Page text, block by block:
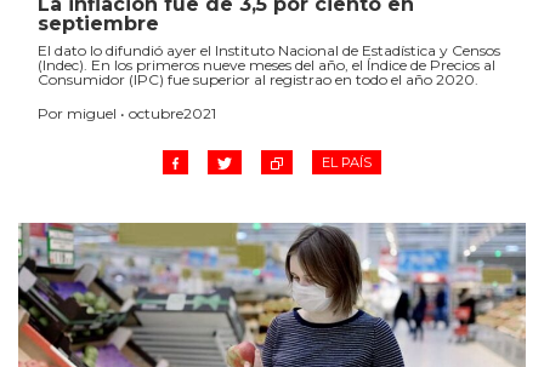
septiembre
El dato lo difundió ayer el Instituto Nacional de Estadística y Censos
(Indec). En los primeros nueve meses del año, el Índice de Precios al
Consumidor (IPC) fue superior al registrao en todo el año 2020.
Por miguel • octubre2021
EL PAÍS